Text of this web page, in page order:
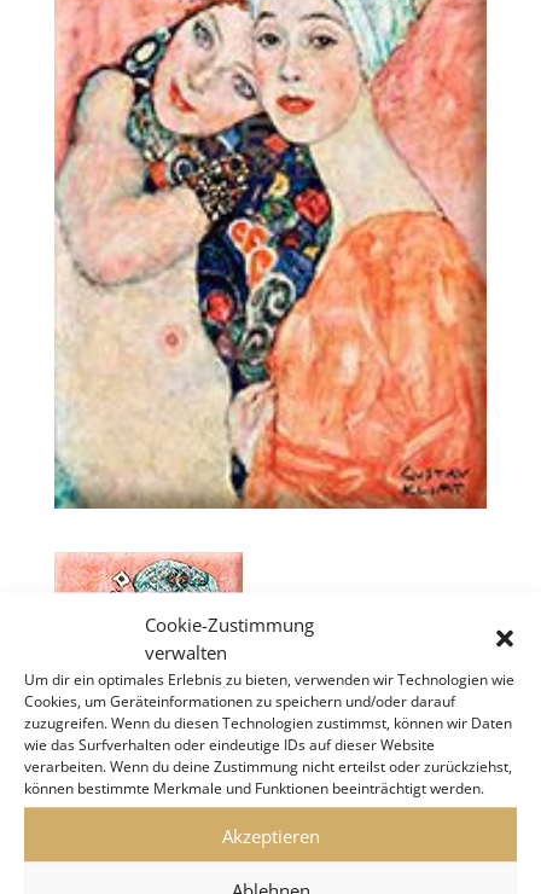
Cookie-Zustimmung
verwalten
Um dir ein optimales Erlebnis zu bieten, verwenden wir Technologien wie
Cookies, um Geräteinformationen zu speichern und/oder darauf
zuzugreifen. Wenn du diesen Technologien zustimmst, können wir Daten
wie das Surfverhalten oder eindeutige IDs auf dieser Website
verarbeiten. Wenn du deine Zustimmung nicht erteilst oder zurückziehst,
können bestimmte Merkmale und Funktionen beeinträchtigt werden.
Akzeptieren
Ablehnen